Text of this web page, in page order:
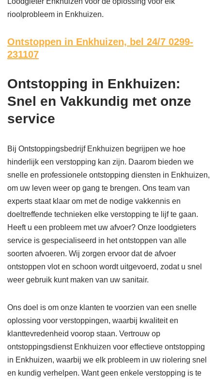
rioolprobleem in Enkhuizen.
Ontstoppen in Enkhuizen, bel 24/7 0299-
231107
Ontstopping in Enkhuizen:
Snel en Vakkundig met onze
service
Bij Ontstoppingsbedrijf Enkhuizen begrijpen we hoe
hinderlijk een verstopping kan zijn. Daarom bieden we
snelle en professionele ontstopping diensten in Enkhuizen,
om uw leven weer op gang te brengen. Ons team van
experts staat klaar om met de nodige vakkennis en
doeltreffende technieken elke verstopping te lijf te gaan.
Heeft u een probleem met uw afvoer? Onze loodgieters
service is gespecialiseerd in het ontstoppen van alle
soorten afvoeren. Wij zorgen ervoor dat de afvoer
ontstoppen vlot en schoon wordt uitgevoerd, zodat u snel
weer gebruik kunt maken van uw sanitair.
Ons doel is om onze klanten te voorzien van een snelle
oplossing voor verstoppingen, waarbij kwaliteit en
klanttevredenheid voorop staan. Vertrouw op
ontstoppingsdienst Enkhuizen voor effectieve ontstopping
in Enkhuizen, waarbij we elk probleem in uw riolering snel
en kundig verhelpen. Want geen enkele verstopping is te